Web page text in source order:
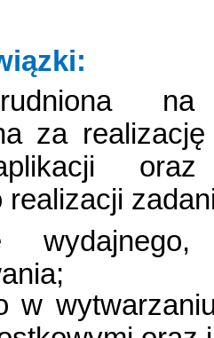
na
za
oraz
realizacji
w